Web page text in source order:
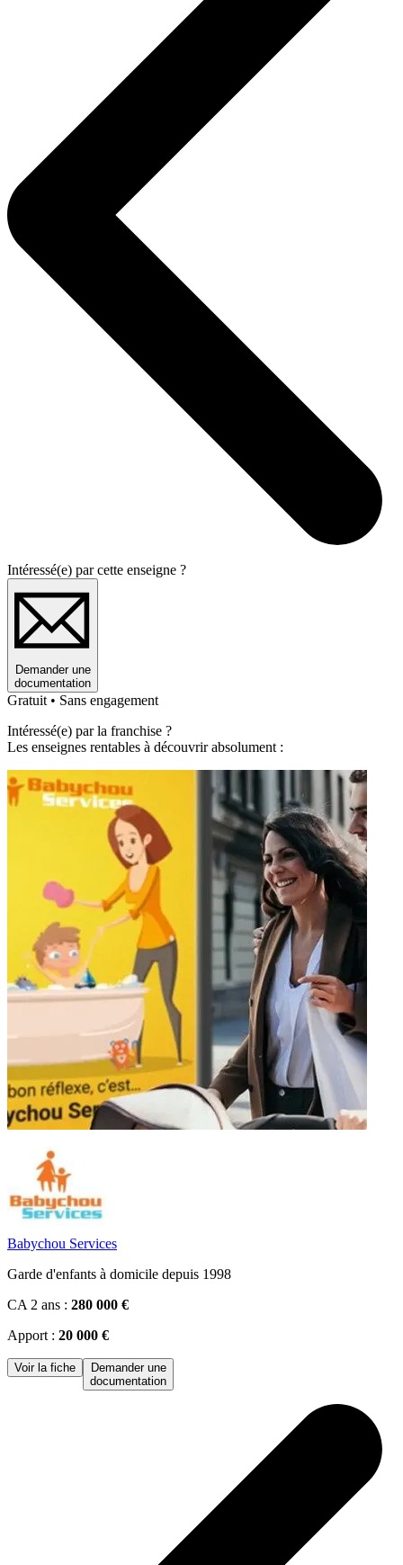
Intéressé(e) par cette enseigne ?
Demander une
documentation
Gratuit • Sans engagement
Intéressé(e) par la franchise ?
Les enseignes rentables à découvrir absolument :
Babychou Services
Garde d'enfants à domicile depuis 1998
CA 2 ans : 280 000 €
Apport : 20 000 €
Voir la fiche
Demander une
documentation